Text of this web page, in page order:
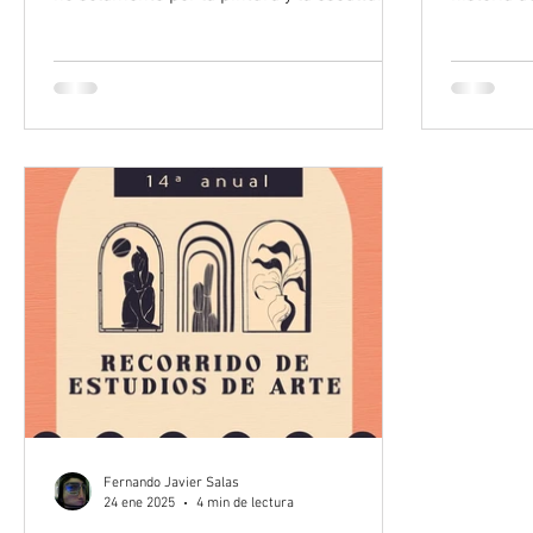
Fernando Javier Salas
24 ene 2025
4 min de lectura